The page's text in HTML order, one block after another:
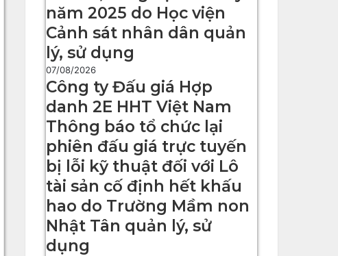
năm 2025 do Học viện
Cảnh sát nhân dân quản
lý, sử dụng
07/08/2026
Công ty Đấu giá Hợp
danh 2E HHT Việt Nam
Thông báo tổ chức lại
phiên đấu giá trực tuyến
bị lỗi kỹ thuật đối với Lô
tài sản cố định hết khấu
hao do Trường Mầm non
Nhật Tân quản lý, sử
dụng